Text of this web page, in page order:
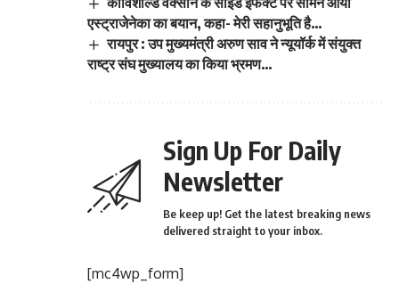
एस्ट्राजेनेका का बयान, कहा- मेरी सहानुभूति है…
रायपुर : उप मुख्यमंत्री अरुण साव ने न्यूयॉर्क में संयुक्त
राष्ट्र संघ मुख्यालय का किया भ्रमण…
Sign Up For Daily
Newsletter
Be keep up! Get the latest breaking news
delivered straight to your inbox.
[mc4wp_form]